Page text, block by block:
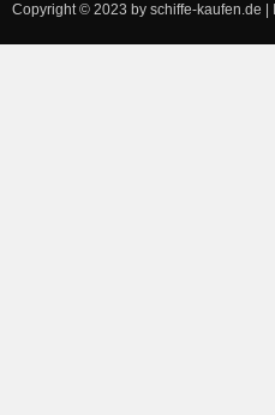
Copyright © 2023 by schiffe-kaufen.de